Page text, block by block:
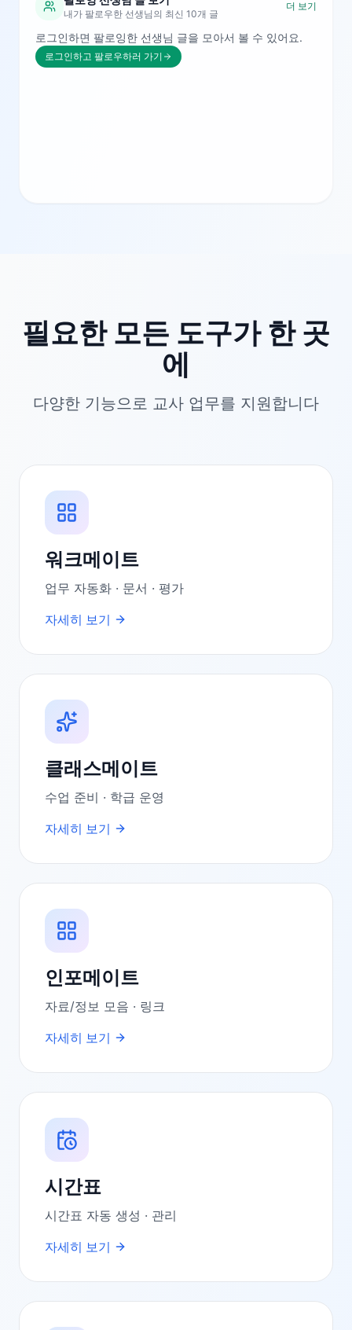
내가 팔로우한 선생님의 최신 10개 글
더 보기
로그인하면 팔로잉한 선생님 글을 모아서 볼 수 있어요.
로그인하고 팔로우하러 가기
필요한 모든 도구가 한 곳
에
다양한 기능으로 교사 업무를 지원합니다
워크메이트
업무 자동화 · 문서 · 평가
자세히 보기
클래스메이트
수업 준비 · 학급 운영
자세히 보기
인포메이트
자료/정보 모음 · 링크
자세히 보기
시간표
시간표 자동 생성 · 관리
자세히 보기